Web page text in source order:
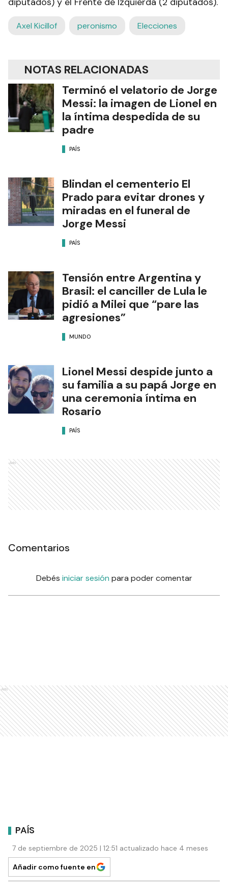
Axel Kicillof peronismo Elecciones
NOTAS RELACIONADAS
Terminó el velatorio de Jorge
Messi: la imagen de Lionel en
la íntima despedida de su
padre
PAÍS
Blindan el cementerio El
Prado para evitar drones y
miradas en el funeral de
Jorge Messi
PAÍS
Tensión entre Argentina y
Brasil: el canciller de Lula le
pidió a Milei que “pare las
agresiones”
MUNDO
Lionel Messi despide junto a
su familia a su papá Jorge en
una ceremonia íntima en
Rosario
PAÍS
Ads
Comentarios
Debés iniciar sesión para poder comentar
Ads
PAÍS
7 de septiembre de 2025 | 12:51 actualizado hace 4 meses
Añadir como fuente en